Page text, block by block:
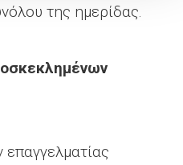
της ημερίδας.